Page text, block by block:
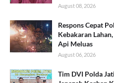
August 08, 2026
Respons Cepat
Kebakaran
Api Meluas
August 06, 2026
Tim DVI Polda